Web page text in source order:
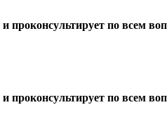
и проконсультирует по всем
и проконсультирует по всем